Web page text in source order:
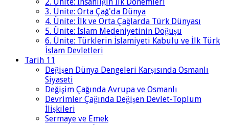
3. Ünite: Orta Çağ'da Dünya
4. Ünite: İlk ve Orta Çağlarda Türk Dünyası
5. Ünite: İslam Medeniyetinin Doğuşu
6. Ünite: Türklerin İslamiyeti Kabulu ve İlk Türk
İslam Devletleri
Tarih 11
Değişen Dünya Dengeleri Karşısında Osmanlı
Siyaseti
Değişim Çağında Avrupa ve Osmanlı
Devrimler Çağında Değişen Devlet-Toplum
İlişkileri
Sermaye ve Emek